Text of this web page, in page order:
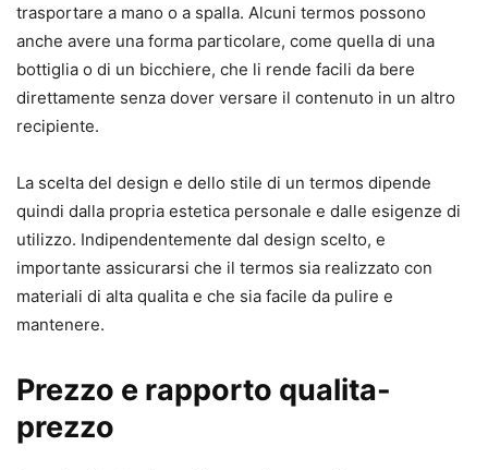
trasportare a mano o a spalla. Alcuni termos possono
anche avere una forma particolare, come quella di una
bottiglia o di un bicchiere, che li rende facili da bere
direttamente senza dover versare il contenuto in un altro
recipiente.
La scelta del design e dello stile di un termos dipende
quindi dalla propria estetica personale e dalle esigenze di
utilizzo. Indipendentemente dal design scelto, e
importante assicurarsi che il termos sia realizzato con
materiali di alta qualita e che sia facile da pulire e
mantenere.
Prezzo e rapporto qualita-
prezzo